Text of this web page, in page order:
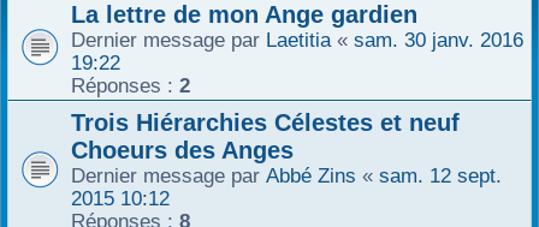
e
La lettre de mon Ange gardien
Dernier message par Laetitia « sam. 30 janv. 2016
19:22
Réponses : 2
Trois Hiérarchies Célestes et neuf
Choeurs des Anges
Dernier message par Abbé Zins « sam. 12 sept.
2015 10:12
Réponses : 8